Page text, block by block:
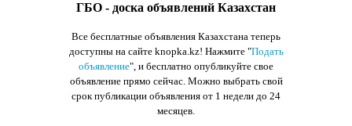
ГБО - доска объявлений Казахстан
Все бесплатные объявления Казахстана теперь
доступны на сайте knopka.kz! Нажмите "Подать
объявление", и бесплатно опубликуйте свое
объявление прямо сейчас. Можно выбрать свой
срок публикации объявления от 1 недели до 24
месяцев.